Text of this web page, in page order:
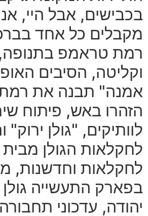
בכבישים, אבל היי,
מקבלים כל אחד
רמת טראמפ בתנופה,
וקליטה, הסיבים
אמנה" תבנה את
הזהרו באש, פיתוח
לוותיקים, "גולן ירוק"
לחקלאות הגולן מבית
לחקלאות וחדשנות,
בפארק התעשייה גולן
יהודה, עדכוני